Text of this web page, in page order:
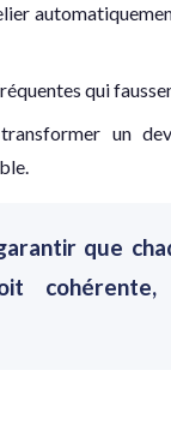
qui
un
que